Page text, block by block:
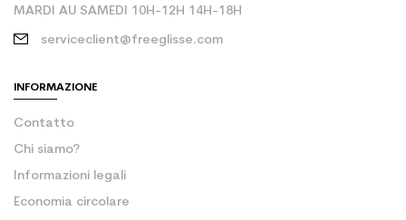
MARDI AU SAMEDI 10H-12H 14H-18H
serviceclient@freeglisse.com
INFORMAZIONE
Contatto
Chi siamo?
Informazioni legali
Economia circolare